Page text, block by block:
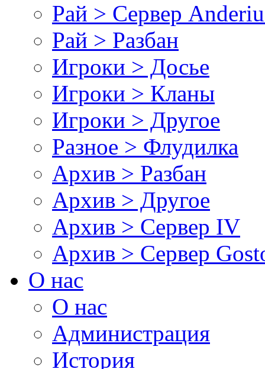
Рай > Сервер
Рай > Разбан
Игроки > Досье
Игроки > Кланы
Игроки > Другое
Разное > Флудилка
Архив > Разбан
Архив > Другое
Архив > Сервер IV
Архив > Сервер
О нас
О нас
Администрация
История